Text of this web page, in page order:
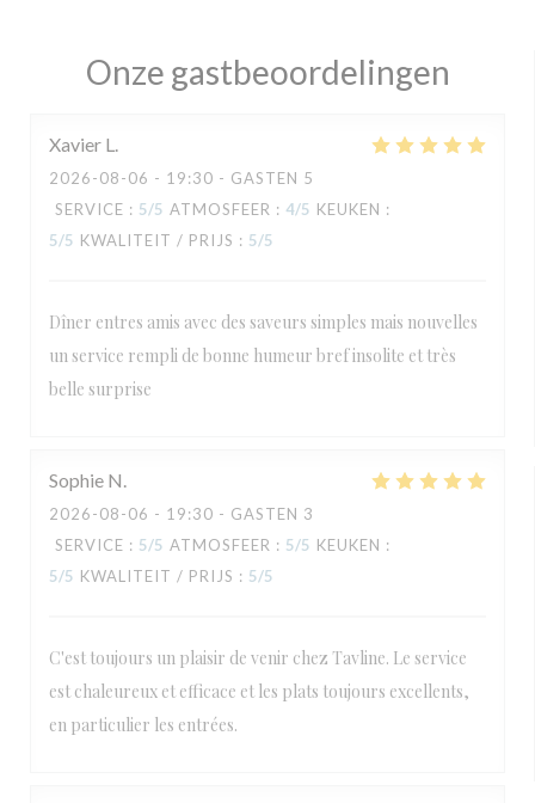
Onze gastbeoordelingen
Xavier L
2026-08-06 - 19:30 - GASTEN 5
SERVICE : 5/5 ATMOSFEER : 4/5 KEUKEN :
5/5 KWALITEIT / PRIJS : 5/5
Dîner entres amis avec des saveurs simples mais nouvelles
un service rempli de bonne humeur bref insolite et très
belle surprise
Sophie N
2026-08-06 - 19:30 - GASTEN 3
SERVICE : 5/5 ATMOSFEER : 5/5 KEUKEN :
5/5 KWALITEIT / PRIJS : 5/5
C'est toujours un plaisir de venir chez Tavline. Le service
est chaleureux et efficace et les plats toujours excellents,
en particulier les entrées.